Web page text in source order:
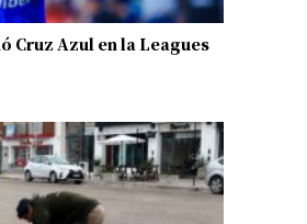
Cruz Azul en la Leagues